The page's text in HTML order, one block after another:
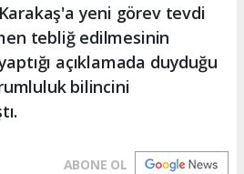
yeni görev tevdi
tebliğ edilmesinin
açıklamada duyduğu
bilincini
ABONE OL